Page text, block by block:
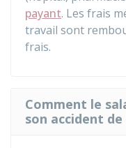
payant. Les frais
travail sont
frais.
Comment le
son accident